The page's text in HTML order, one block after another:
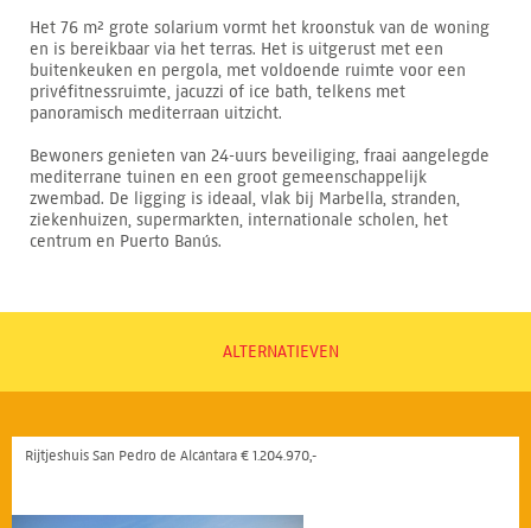
Het 76 m² grote solarium vormt het kroonstuk van de woning
en is bereikbaar via het terras. Het is uitgerust met een
buitenkeuken en pergola, met voldoende ruimte voor een
privéfitnessruimte, jacuzzi of ice bath, telkens met
panoramisch mediterraan uitzicht.
Bewoners genieten van 24-uurs beveiliging, fraai aangelegde
mediterrane tuinen en een groot gemeenschappelijk
zwembad. De ligging is ideaal, vlak bij Marbella, stranden,
ziekenhuizen, supermarkten, internationale scholen, het
centrum en Puerto Banús.
ALTERNATIEVEN
Rijtjeshuis San Pedro de Alcántara € 1.204.970,-